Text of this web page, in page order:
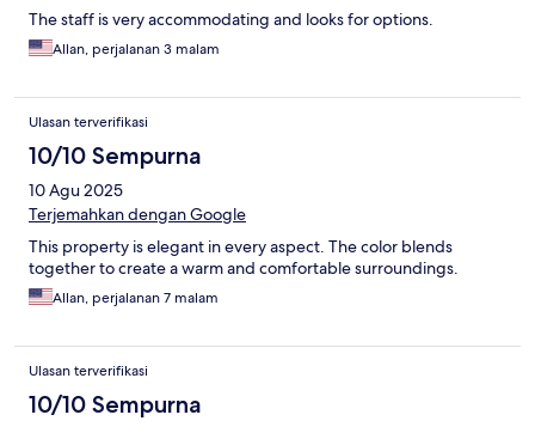
The staff is very accommodating and looks for options.
Allan, perjalanan 3 malam
Ulasan terverifikasi
10/10 Sempurna
10 Agu 2025
Terjemahkan dengan Google
This property is elegant in every aspect. The color blends
together to create a warm and comfortable surroundings.
Allan, perjalanan 7 malam
Ulasan terverifikasi
10/10 Sempurna